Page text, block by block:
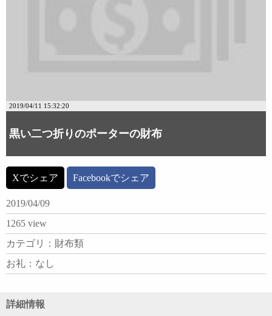
2019/04/11 15:32:20
黒い二つ折りのポーターの財布
Xでシェア Facebookでシェア
2019/04/09
1265 view
カテゴリ：財布類
お礼：なし
詳細情報